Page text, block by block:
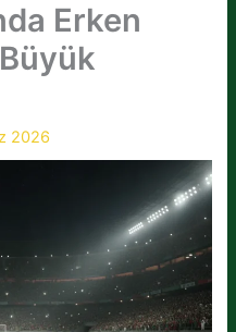
Erken
2026